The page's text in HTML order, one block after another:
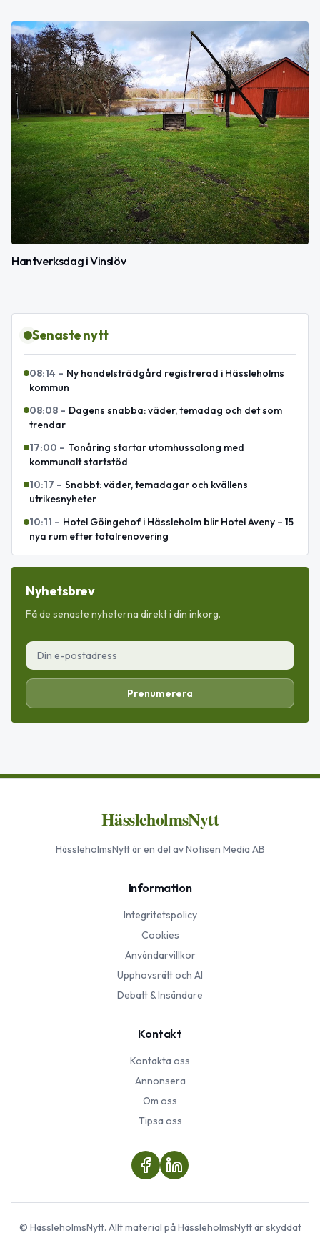
Hantverksdag i Vinslöv
Senaste nytt
08:14 – Ny handelsträdgård registrerad i Hässleholms
kommun
08:08 – Dagens snabba: väder, temadag och det som
trendar
17:00 – Tonåring startar utomhussalong med
kommunalt startstöd
10:17 – Snabbt: väder, temadagar och kvällens
utrikesnyheter
10:11 – Hotel Göingehof i Hässleholm blir Hotel Aveny – 15
nya rum efter totalrenovering
Nyhetsbrev
Få de senaste nyheterna direkt i din inkorg.
Prenumerera
HässleholmsNytt
HässleholmsNyttär en del av Notisen Media AB
Information
Integritetspolicy
Cookies
Användarvillkor
Upphovsrätt och AI
Debatt & Insändare
Kontakt
Kontakta oss
Annonsera
Om oss
Tipsa oss
© HässleholmsNytt. Allt material påHässleholmsNyttär skyddat